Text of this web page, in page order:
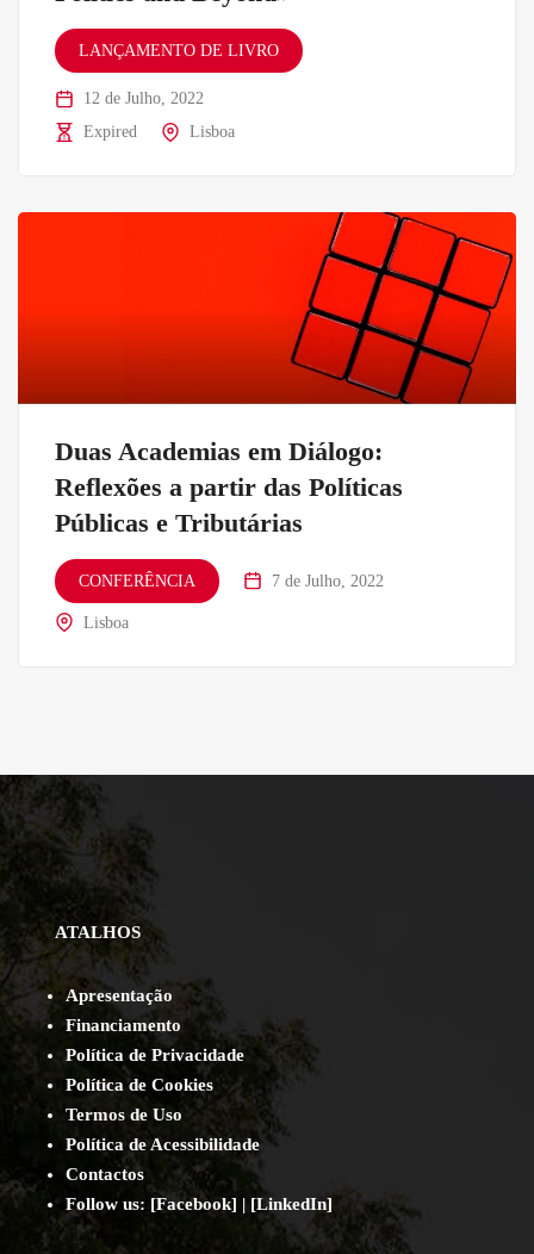
LANÇAMENTO DE LIVRO
12 de Julho, 2022
Expired
Lisboa
Duas Academias em Diálogo:
Reflexões a partir das Políticas
Públicas e Tributárias
CONFERÊNCIA 7 de Julho, 2022
Lisboa
ATALHOS
Apresentação
Financiamento
Política de Privacidade
Política de Cookies
Termos de Uso
Política de Acessibilidade
Contactos
Follow us: [Facebook] | [LinkedIn]